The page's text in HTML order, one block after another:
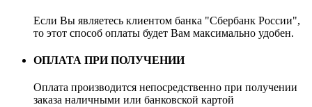
Если Вы являетесь клиентом банка "Сбербанк России",
то этот способ оплаты будет Вам максимально удобен.
ОПЛАТА ПРИ ПОЛУЧЕНИИ
Оплата производится непосредственно при получении
заказа наличными или банковской картой